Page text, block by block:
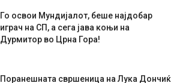
Го освои Мундијалот, беше најдобар
играч на СП, а сега јава коњи на
Дурмитор во Црна Гора!
Поранешната свршеница на Лука Дончиќ